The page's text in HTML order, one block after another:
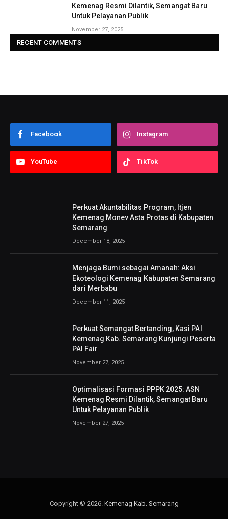
Kemenag Resmi Dilantik, Semangat Baru
Untuk Pelayanan Publik
November 27, 2025
RECENT COMMENTS
Facebook Instagram
YouTube TikTok
Perkuat Akuntabilitas Program, Itjen
Kemenag Monev Asta Protas di Kabupaten
Semarang
December 18, 2025
Menjaga Bumi sebagai Amanah: Aksi
Ekoteologi Kemenag Kabupaten Semarang
dari Merbabu
December 11, 2025
Perkuat Semangat Bertanding, Kasi PAI
Kemenag Kab. Semarang Kunjungi Peserta
PAI Fair
November 27, 2025
Optimalisasi Formasi PPPK 2025: ASN
Kemenag Resmi Dilantik, Semangat Baru
Untuk Pelayanan Publik
November 27, 2025
Copyright © 2026. Kemenag Kab. Semarang